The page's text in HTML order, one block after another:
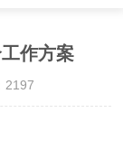
作方案
2197